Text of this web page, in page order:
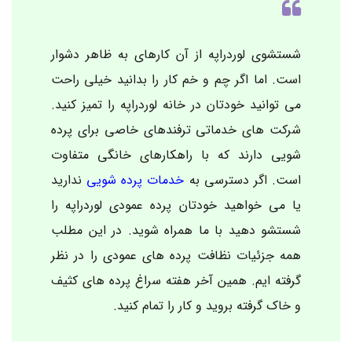
شستشوی لوردراپه از آن کارهای به ظاهر دشوار
است. اما اگر چم و خم کار را بدانید خیلی راحت
می توانید خودتان در خانه لوردراپه را تمیز کنید.
شرکت های خدماتی ترفندهای خاصی برای پرده
شویی دارند که با راهکارهای خانگی متفاوت
است. اگر دسترسی به خدمات پرده شویی ندارید
یا می خواهید خودتان پرده عمودی لوردراپه را
شستشو دهید با ما همراه شوید. در این مطلب
همه جزئیات نظافت پرده های عمودی را در نظر
گرفته ایم. همین آخر هفته سراغ پرده های کثیف
و خاک گرفته بروید و کار را تمام کنید.